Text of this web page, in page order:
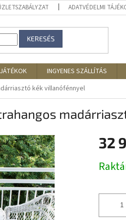
ADATVÉDELMI
KERESÉS
JÁTÉKOK INGYENES SZÁLLÍTÁS
kék villanófénnyel
32